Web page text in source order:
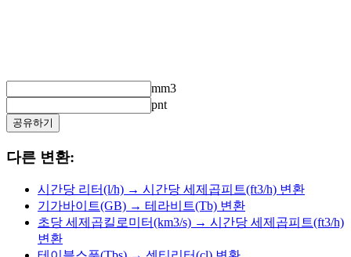
mm3
pnt
공유하기
다른 변환:
시간당 리터(l/h) → 시간당 세제곱피트(ft3/h) 변환
기가바이트(GB) → 테라비트(Tb) 변환
초당 세제곱킬로미터(km3/s) → 시간당 세제곱피트(ft3/h)
변환